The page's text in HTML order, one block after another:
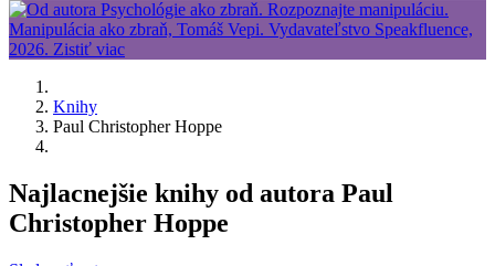
Knihy
Paul Christopher Hoppe
Najlacnejšie knihy od autora Paul
Christopher Hoppe